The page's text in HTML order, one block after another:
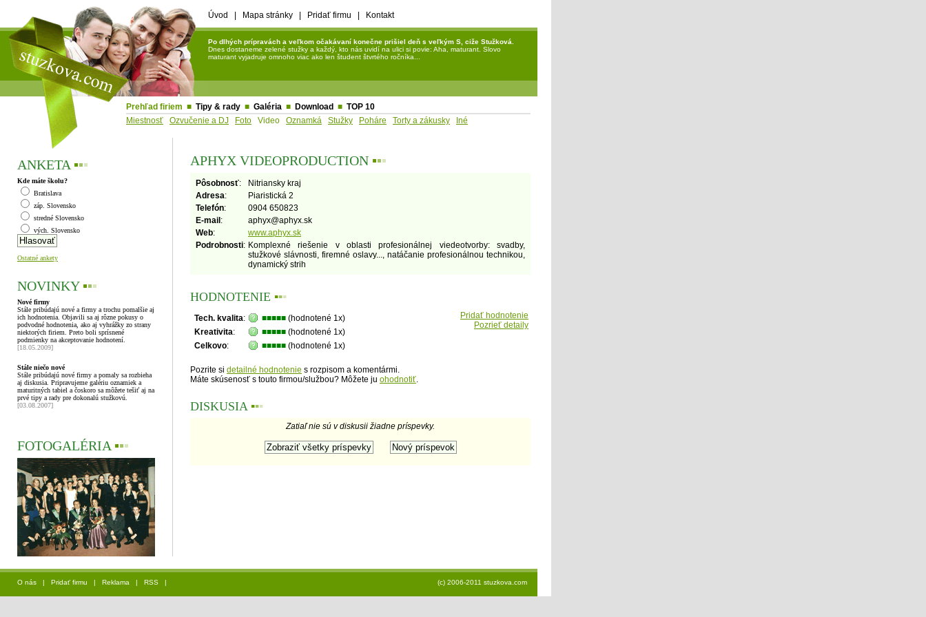
Úvod Mapa stránky Pridať firmu Kontakt
Po dlhých prípravách a veľkom očakávaní konečne prišiel deň s veľkým S, ciže Stužková.
Dnes dostaneme zelené stužky a každý, kto nás uvidí na ulici si povie: Aha, maturant. Slovo
maturant vyjadruje omnoho viac ako len študent štvrtého ročníka...
Prehľad firiem ■ Tipy & rady ■ Galéria ■ Download ■ TOP 10
Miestnosť
Ozvučenie a DJ Foto Video Oznamká Stužky Poháre Torty a zákusky Iné
ANKETA ▪▪▪
Kde máte školu?
Bratislava
záp. Slovensko
stredné Slovensko
vých. Slovensko
Ostatné ankety
NOVINKY ▪▪▪
Nové firmy
Stále pribúdajú nové a firmy a trochu pomalšie aj
ich hodnotenia. Objavili sa aj rôzne pokusy o
podvodné hodnotenia, ako aj vyhrážky zo strany
niektorých firiem. Preto boli sprísnené
podmienky na akceptovanie hodnotení.
[18.05.2009]
Stále niečo nové
Stále pribúdajú nové firmy a pomaly sa rozbieha
aj diskusia. Pripravujeme galériu oznamiek a
maturitných tabiel a čoskoro sa môžete tešiť aj na
prvé tipy a rady pre dokonalú stužkovú.
[03.08.2007]
FOTOGALÉRIA ▪▪▪
APHYX VIDEOPRODUCTION ▪▪▪
Pôsobnosť:
Nitriansky kraj
Adresa:
Piaristická 2
Telefón:
0904 650823
E-mail : aphyx@aphyx.sk
Web:
www.aphyx.sk
Podrobnosti: Komplexné riešenie v oblasti profesionálnej viedeotvorby: svadby,
stužkové slávnosti, firemné oslavy..., natáčanie profesionálnou technikou,
dynamický strih
HODNOTENIE ▪▪▪
Tech. kvalita: ■■■■■ (hodnotené 1x)
Kreativita: ■■■■■ (hodnotené 1x)
Celkovo: ■■■■■ (hodnotené 1x)
Pridať hodnotenie
Pozrieť detaily
Pozrite si detailné hodnotenie s rozpisom a komentármi.
Máte skúsenosť s touto firmou/službou? Môžete ju ohodnotiť.
DISKUSIA ▪▪▪
Zatiaľ nie sú v diskusii žiadne príspevky.
O nás | Pridať firmu | Reklama | RSS | (c) 2006-2011 stuzkova.com